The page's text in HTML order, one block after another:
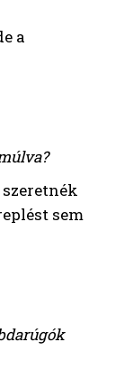
a
sem